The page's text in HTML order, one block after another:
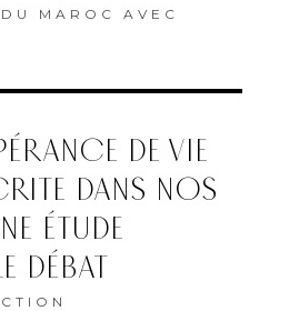
MAROC AVEC
DE VIE
DANS NOS
ÉTUDE
DÉBAT